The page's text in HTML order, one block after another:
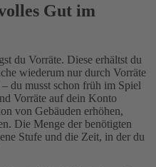
Gut im
du Vorräte. Diese erhältst du
wiederum nur durch Vorräte
du musst schon früh im Spiel
Vorräte auf dein Konto
von Gebäuden erhöhen,
Die Menge der benötigten
Stufe und die Zeit, in der du